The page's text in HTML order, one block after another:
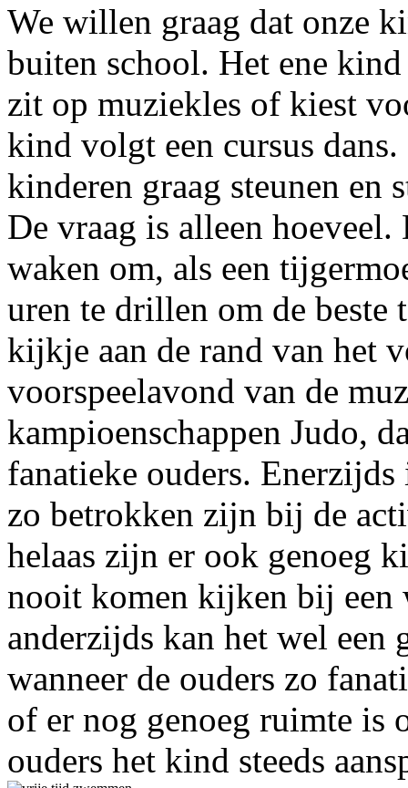
We willen graag dat onze
buiten school. Het ene
zit op muziekles of kiest
kind volgt een cursus
kinderen graag steunen en
De vraag is alleen
waken om, als een
uren te drillen om de beste
kijkje aan de rand van het
voorspeelavond van de
kampioenschappen Judo,
fanatieke ouders.
zo betrokken zijn bij de
helaas zijn er ook genoeg
nooit komen kijken bij
anderzijds kan het wel
wanneer de ouders zo
of er nog genoeg ruimte is
ouders het kind steeds